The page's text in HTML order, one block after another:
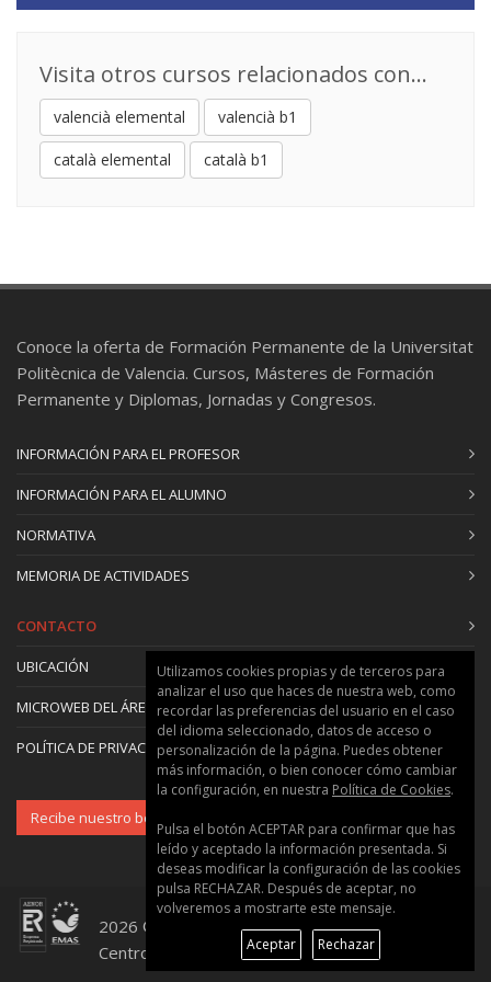
suficientes que permiten al oyente percibir el
a) Variedades de la lengua.
b) Variedades geográficas.
Visita otros cursos relacionados con...
valencià elemental valencià b1
català elemental català b1
Conoce la oferta de Formación Permanente de la Universitat
Politècnica de Valencia. Cursos, Másteres de Formación
Permanente y Diplomas, Jornadas y Congresos.
INFORMACIÓN PARA EL PROFESOR
INFORMACIÓN PARA EL ALUMNO
NORMATIVA
MEMORIA DE ACTIVIDADES
CONTACTO
UBICACIÓN
MICROWEB DEL ÁREA
POLÍTICA DE PRIVACIDAD Y COOKIES
Recibe nuestro boletín
2026 © Universitat Politècnica de València ::
Centro de Formación Permanente
Utilizamos cookies propias y de terceros para
analizar el uso que haces de nuestra web, como
recordar las preferencias del usuario en el caso
del idioma seleccionado, datos de acceso o
personalización de la página. Puedes obtener
más información, o bien conocer cómo cambiar
la configuración, en nuestra Política de Cookies.
Pulsa el botón ACEPTAR para confirmar que has
leído y aceptado la información presentada. Si
deseas modificar la configuración de las cookies
pulsa RECHAZAR. Después de aceptar, no
volveremos a mostrarte este mensaje.
Aceptar
Rechazar